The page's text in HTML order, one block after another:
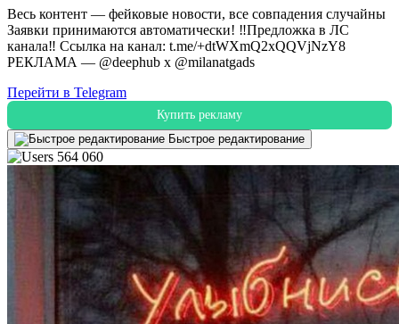
Весь контент — фейковые новости, все совпадения случайны
Заявки принимаются автоматически! ‼️Предложка в ЛС
канала‼️ Ссылка на канал: t.me/+dtWXmQ2xQQVjNzY8
РЕКЛАМА — @deephub x @milanatgads
Перейти в Telegram
Купить рекламу
Быстрое редактирование
564 060